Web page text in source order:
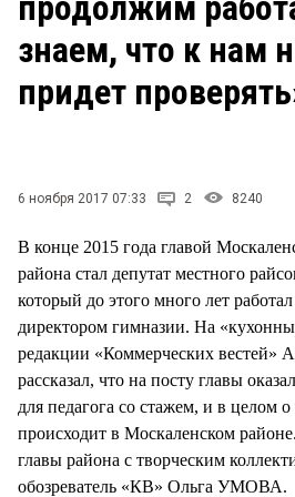
знаем, что к нам
придет
6 ноября 2017 07:33 2 8240
В конце 2015 года главой
района стал депутат местного
который до этого много лет
директором гимназии. На
редакции «Коммерческих вестей»
рассказал, что на посту главы
для педагога со стажем, и в целом
происходит в Москаленском
главы района с творческим
обозреватель «КВ» Ольга УМОВА.